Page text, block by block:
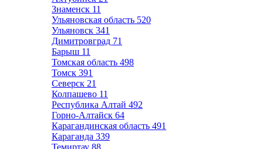
Знаменск 11
Ульяновская область 520
Ульяновск 341
Димитровград 71
Барыш 11
Томская область 498
Томск 391
Северск 21
Колпашево 11
Республика Алтай 492
Горно-Алтайск 64
Карагандинская область 491
Караганда 339
Темиртау 88